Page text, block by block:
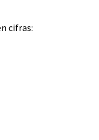
cifras: